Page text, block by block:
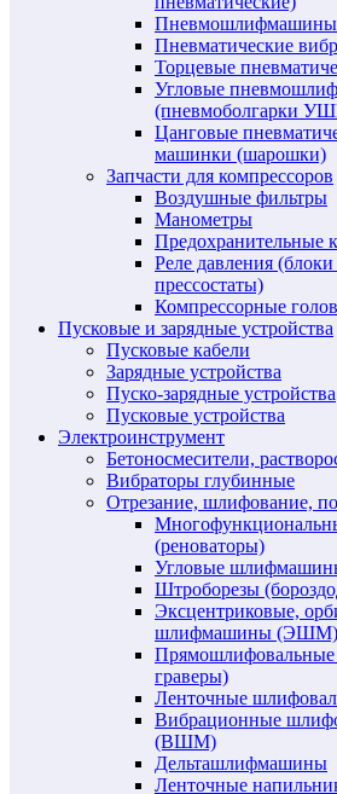
Пневматические
Торцевые
Угловые
(пневмоболгарки
Цанговые
машинки (шарошки)
Запчасти для компрессоров
Воздушные фильтры
Манометры
Предохранительные
Реле давления
прессостаты)
Компрессорные
Пусковые и зарядные устройства
Пусковые кабели
Зарядные устройства
Пуско-зарядные устройства
Пусковые устройства
Электроинструмент
Бетоносмесители,
Вибраторы глубинные
Отрезание, шлифование,
(реноваторы)
Угловые
Штроборезы
Эксцентриковые,
шлифмашины (ЭШМ)
граверы)
Ленточные
Вибрационные
(ВШМ)
Дельташлифмашины
Ленточные